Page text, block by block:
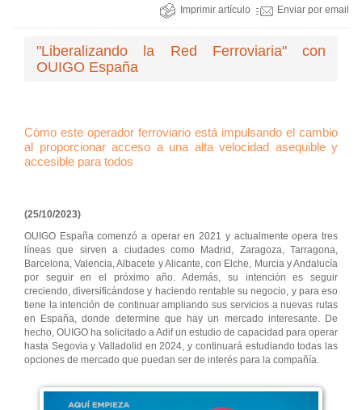
Imprimir artículo Enviar por email
"Liberalizando la Red Ferroviaria" con
OUIGO España
Cómo este operador ferroviario está impulsando el cambio
al proporcionar acceso a una alta velocidad asequible y
accesible para todos
(25/10/2023)
OUIGO España comenzó a operar en 2021 y actualmente opera tres
líneas que sirven a ciudades como Madrid, Zaragoza, Tarragona,
Barcelona, Valencia, Albacete y Alicante, con Elche, Murcia y Andalucía
por seguir en el próximo año. Además, su intención es seguir
creciendo, diversificándose y haciendo rentable su negocio, y para eso
tiene la intención de continuar ampliando sus servicios a nuevas rutas
en España, donde determine que hay un mercado interesante. De
hecho, OUIGO ha solicitado a Adif un estudio de capacidad para operar
hasta Segovia y Valladolid en 2024, y continuará estudiando todas las
opciones de mercado que puedan ser de interés para la compañía.